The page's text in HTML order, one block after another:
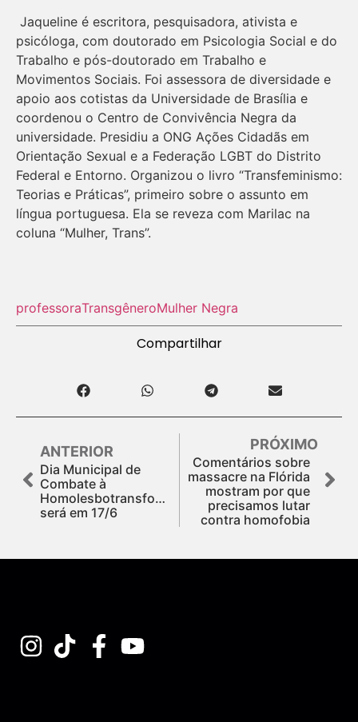
Jaqueline é escritora, pesquisadora, ativista e
psicóloga, com doutorado em Psicologia Social e do
Trabalho e pós-doutorado em Trabalho e
Movimentos Sociais. Foi assessora de diversidade e
apoio aos cotistas da Universidade de Brasília e
coordenou o Centro de Convivência Negra da
universidade. Presidiu a ONG Ações Cidadãs em
Orientação Sexual e a Federação LGBT do Distrito
Federal e Entorno. Organizou o livro “Transfeminismo:
Teorias e Práticas”, primeiro sobre o assunto em
língua portuguesa. Ela se reveza com Marilac na
coluna “Mulher, Trans”.
professoraTransgêneroMulher Negra
Compartilhar
ANTERIOR
Dia Municipal de
Combate à
Homolesbotransfobia
será em 17/6
PRÓXIMO
Comentários sobre
massacre na Flórida
mostram por que
precisamos lutar
contra homofobia